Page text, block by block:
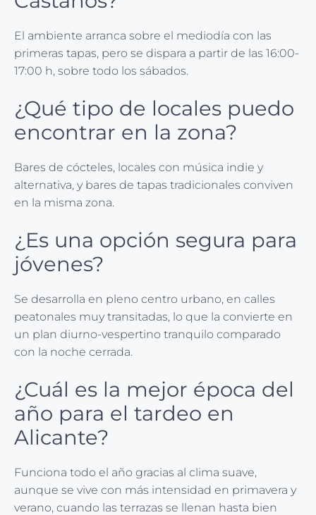
El ambiente arranca sobre el mediodía con las
primeras tapas, pero se dispara a partir de las 16:00-
17:00 h, sobre todo los sábados.
¿Qué tipo de locales puedo
encontrar en la zona?
Bares de cócteles, locales con música indie y
alternativa, y bares de tapas tradicionales conviven
en la misma zona.
¿Es una opción segura para
jóvenes?
Se desarrolla en pleno centro urbano, en calles
peatonales muy transitadas, lo que la convierte en
un plan diurno-vespertino tranquilo comparado
con la noche cerrada.
¿Cuál es la mejor época del
año para el tardeo en
Alicante?
Funciona todo el año gracias al clima suave,
aunque se vive con más intensidad en primavera y
verano, cuando las terrazas se llenan hasta bien